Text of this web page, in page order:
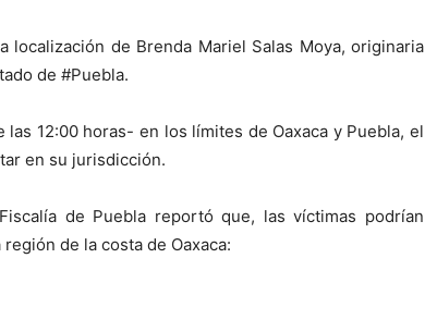
localización de Brenda Mariel Salas Moya, originaria
de #Puebla.
12:00 horas- en los límites de Oaxaca y Puebla, el
en su jurisdicción.
de Puebla reportó que, las víctimas podrían
de la costa de Oaxaca: